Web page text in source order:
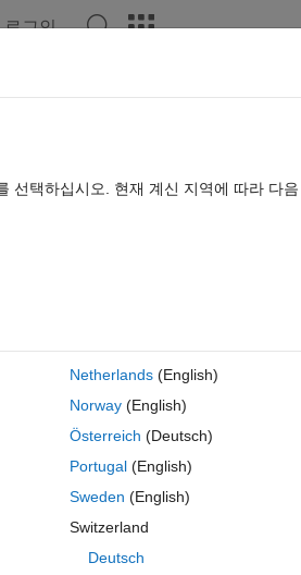
로그인
MATLAB Online에서 열기 0 개 추천
선택하십시오. 현재 계신 지역에 따라 다
Netherlands(English)
Norway(English)
Österreich (Deutsch)
Portugal(English)
Sweden (English)
Switzerland
Deutsch